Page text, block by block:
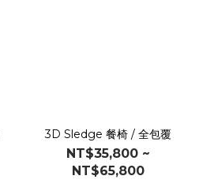
3D Sledge 餐椅 / 全包覆
NT$35,800 ~
NT$65,800